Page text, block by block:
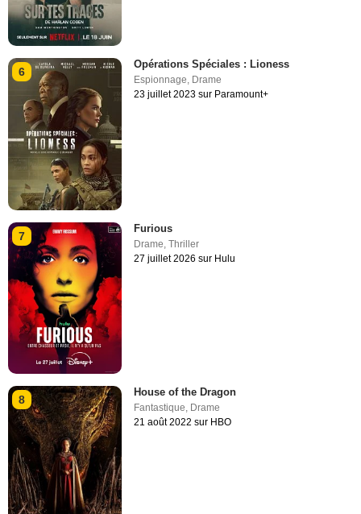
6
Opérations Spéciales : Lioness
Espionnage, Drame
23 juillet 2023 sur Paramount+
7
Furious
Drame ,Thriller
27 juillet 2026 sur Hulu
8
House of the Dragon
Fantastique, Drame
21 août 2022 sur HBO